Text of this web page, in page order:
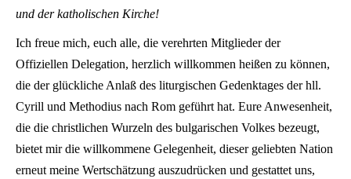
und der katholischen Kirche!
Ich freue mich, euch alle, die verehrten Mitglieder der
Offiziellen Delegation, herzlich willkommen heißen zu können,
die der glückliche Anlaß des liturgischen Gedenktages der hll.
Cyrill und Methodius nach Rom geführt hat. Eure Anwesenheit,
die die christlichen Wurzeln des bulgarischen Volkes bezeugt,
bietet mir die willkommene Gelegenheit, dieser geliebten Nation
erneut meine Wertschätzung auszudrücken und gestattet uns,